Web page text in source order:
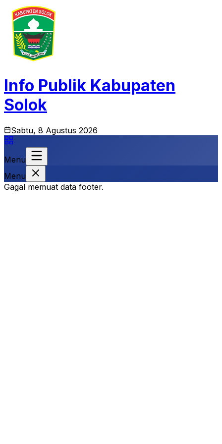
Info Publik Kabupaten
Solok
Sabtu, 8 Agustus 2026
Menu
Menu
Gagal memuat data footer.